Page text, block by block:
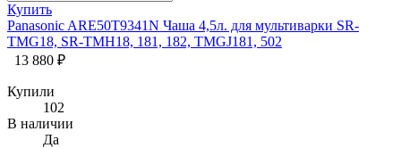
Купить
Panasonic ARE50T9341N Чаша 4,5л. для мультиварки SR-
TMG18, SR-TMH18, 181, 182, TMGJ181, 502
13 880 ₽
Купили
102
В наличии
Да